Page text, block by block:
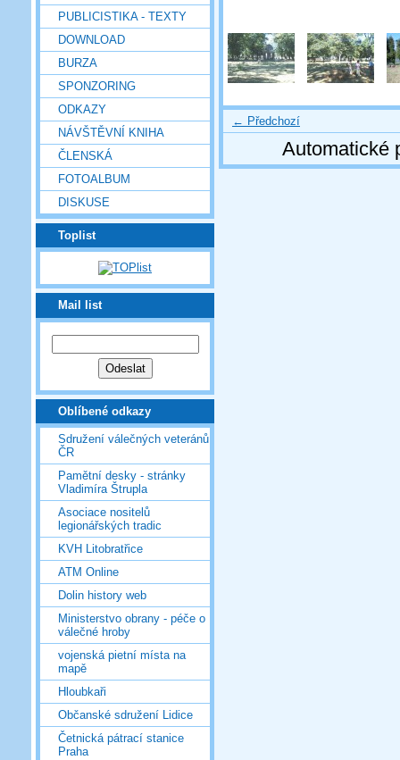
PUBLICISTIKA - TEXTY
DOWNLOAD
BURZA
SPONZORING
ODKAZY
NÁVŠTĚVNÍ KNIHA
ČLENSKÁ
FOTOALBUM
DISKUSE
Toplist
Mail list
Oblíbené odkazy
Sdružení válečných veteránů
ČR
Pamětní desky - stránky
Vladimíra Štrupla
Asociace nositelů
legionářských tradic
KVH Litobratřice
ATM Online
Dolin history web
Ministerstvo obrany - péče o
válečné hroby
vojenská pietní místa na
mapě
Hloubkaři
Občanské sdružení Lidice
Četnická pátrací stanice
Praha
← Předchozí
Automatické